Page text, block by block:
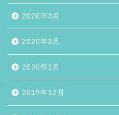
2020年3月
2020年2月
2020年1月
2019年12月